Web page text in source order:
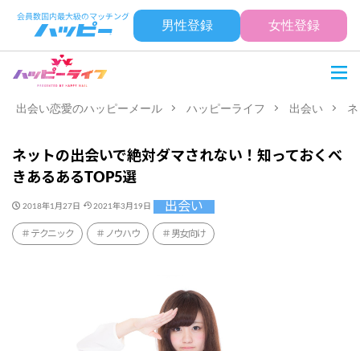
男性登録 女性登録
出会い恋愛のハッピーメール ハッピーライフ 出会い
ネットの出会いで絶対ダマされない！知っておくべ
きあるあるTOP5選
2018年1月27日 2021年3月19日 出会い
テクニック ノウハウ 男女向け